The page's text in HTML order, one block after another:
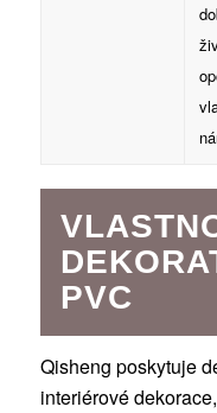
PVC
Qisheng poskytuje
interiérové